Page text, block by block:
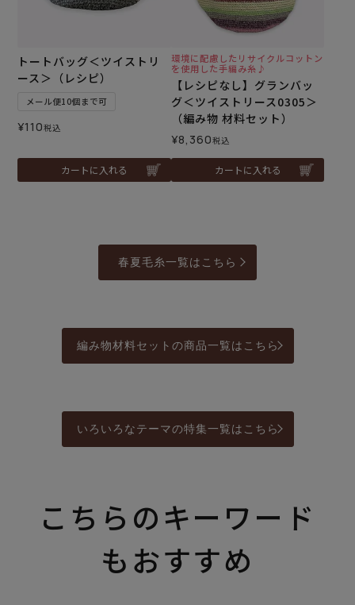
トートバッグ＜ツイストリ
ース＞（レシピ）
メール便10個まで可
¥110税込
カートに入れる
環境に配慮したリサイクルコットン
を使用した手編み糸♪
【レシピなし】グランバッ
グ＜ツイストリース0305＞
（編み物 材料セット）
¥8,360税込
カートに入れる
春夏毛糸一覧はこちら
編み物材料セットの商品一覧はこちら
いろいろなテーマの特集一覧はこちら
こちらのキーワード
もおすすめ